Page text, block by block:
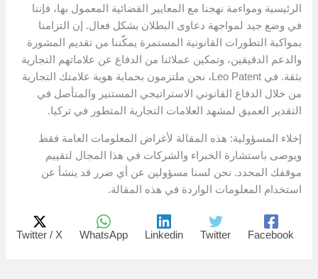
الرئيسية ومواءمة نهجنا مع المعايير القضائية المعمول بها، فإننا
في وضع جيد لمواجهة دعاوى البطلان بشكل فعال. إن التزامنا
بمواكبة التطورات القانونية المستمرة يمكّننا من تقديم المشورة
والدعم الدقيقين، وتمكين عملائنا من الدفاع عن علاماتهم التجارية
بثقة. في Leo Patent، نحن ملتزمون بحماية هوية علامتك التجارية
من خلال الدفاع القانوني الاستراتيجي المستنير والمتأصل في
التقدير العميق لمشهد العلامات التجارية المتطور في تركيا.
إخلاء المسؤولية: هذه المقالة لأغراض المعلومات العامة فقط
ويوصى باستشارة الخبراء والشركات في هذا المجال لتقييم
موقفك المحدد. نحن لسنا مسؤولين عن أي ضرر قد ينشأ عن
استخدام المعلومات الواردة في هذه المقالة.
Facebook
Twitter
Linkedin
WhatsApp
Twitter / X